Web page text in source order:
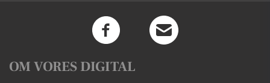
OM VORES DIGITAL